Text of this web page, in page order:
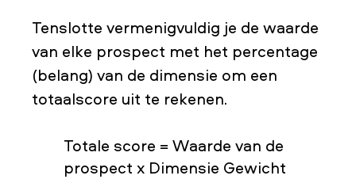
Tenslotte vermenigvuldig je de waarde
van elke prospect met het percentage
(belang) van de dimensie om een
totaalscore uit te rekenen.
Totale score = Waarde van de
prospect x Dimensie Gewicht